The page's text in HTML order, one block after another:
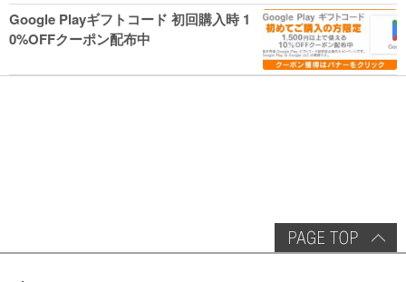
Google Playギフトコード 初回購入時 1
0%OFFクーポン配布中